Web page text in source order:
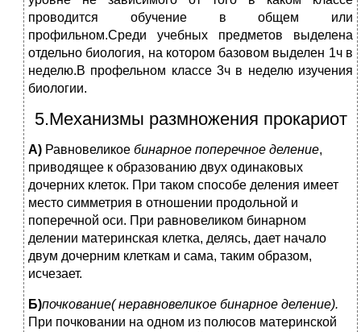
проводится обучение в общем или
профильном.Среди учебных предметов выделена
отдельно биология, на котором базовом выделен 1ч в
неделю.В профельном классе 3ч в неделю изучения
биологии.
5.Механизмы размножения прокариот
А) Равновеликое бинарное поперечное деление,
приводящее к образованию двух одинаковых
дочерних клеток. При таком способе деления имеет
место симметрия в отношении продольной и
поперечной оси. При равновеликом бинарном
делении материнская клетка, делясь, дает начало
двум дочерним клеткам и сама, таким образом,
исчезает.
Б)почкование( неравновеликое бинарное деление).
При почковании на одном из полюсов материнской